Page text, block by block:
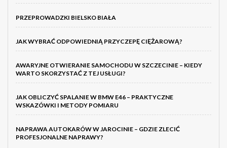
PRZEPROWADZKI BIELSKO BIAŁA
JAK WYBRAĆ ODPOWIEDNIĄ PRZYCZEPĘ CIĘŻAROWĄ?
AWARYJNE OTWIERANIE SAMOCHODU W SZCZECINIE – KIEDY
WARTO SKORZYSTAĆ Z TEJ USŁUGI?
JAK OBLICZYĆ SPALANIE W BMW E46 – PRAKTYCZNE
WSKAZÓWKI I METODY POMIARU
NAPRAWA AUTOKARÓW W JAROCINIE – GDZIE ZLECIĆ
PROFESJONALNE NAPRAWY?